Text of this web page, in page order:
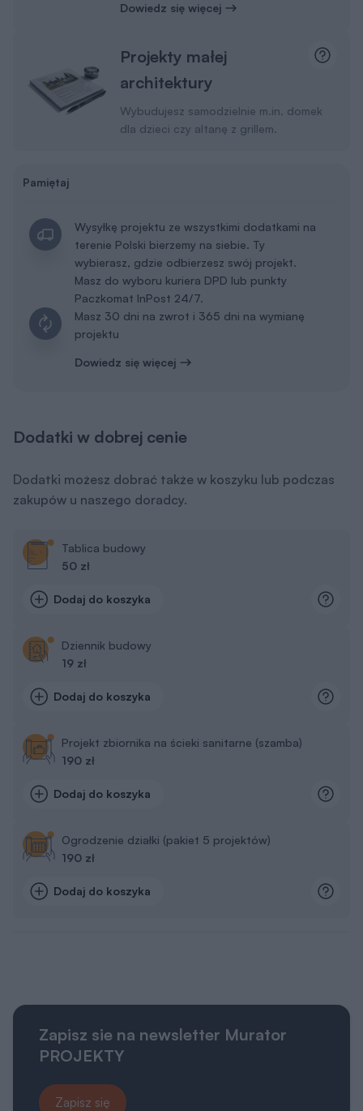
Dowiedz się więcej
Projekty małej
architektury
Wybudujesz samodzielnie m.in. domek
dla dzieci czy altanę z grillem.
Pamiętaj
Wysyłkę projektu ze wszystkimi dodatkami na
terenie Polski bierzemy na siebie. Ty
wybierasz, gdzie odbierzesz swój projekt.
Masz do wyboru kuriera DPD lub punkty
Paczkomat InPost 24/7.
Masz 30 dni na zwrot i 365 dni na wymianę
projektu
Dowiedz się więcej
Dodatki w dobrej cenie
Dodatki możesz dobrać także w koszyku lub podczas
zakupów u naszego doradcy.
Tablica budowy
50 zł
Dodaj do koszyka
Dziennik budowy
19 zł
Dodaj do koszyka
Projekt zbiornika na ścieki sanitarne (szamba)
190 zł
Dodaj do koszyka
Ogrodzenie działki (pakiet 5 projektów)
190 zł
Dodaj do koszyka
Zapisz sie na newsletter Murator
PROJEKTY
Zapisz się